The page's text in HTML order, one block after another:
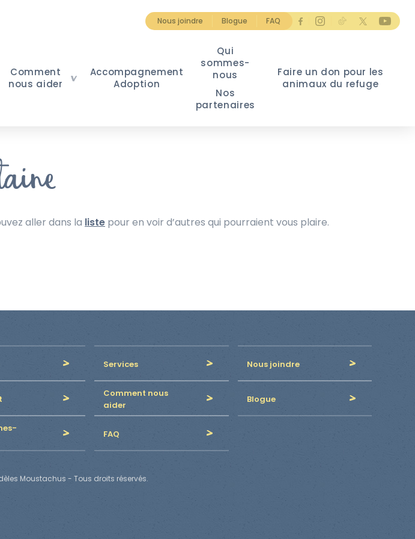
Nous joindre Blogue FAQ
Comment
nous aider
Accompagnement
Adoption
Qui
sommes-
nous
Nos
partenaires
Faire un don pour les
animaux du refuge
aller dans la liste pour en voir d’autres qui pourraient vous plaire.
Services
Nous joindre
Comment nous
aider
Blogue
FAQ
Moustachus - Tous droits réservés.